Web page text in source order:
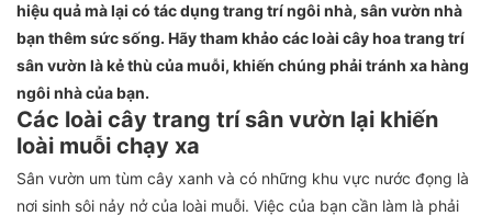
hiệu quả mà lại có tác dụng trang trí ngôi nhà, sân vườn nhà
bạn thêm sức sống. Hãy tham khảo các loài cây hoa trang trí
sân vườn là kẻ thù của muỗi, khiến chúng phải tránh xa hàng
ngôi nhà của bạn.
Các loài cây trang trí sân vườn lại khiến
loài muỗi chạy xa
Sân vườn um tùm cây xanh và có những khu vực nước đọng là
nơi sinh sôi nảy nở của loài muỗi. Việc của bạn cần làm là phải